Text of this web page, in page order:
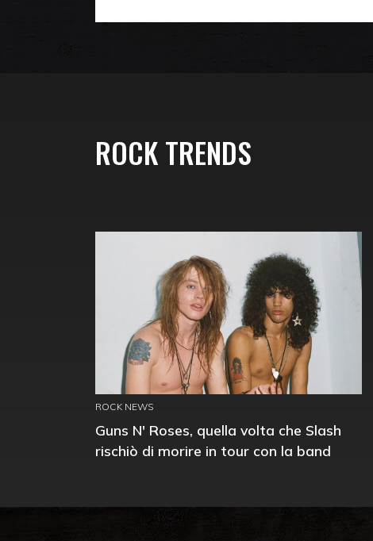
ROCK TRENDS
ROCK NEWS
Guns N' Roses, quella volta che Slash
rischiò di morire in tour con la band